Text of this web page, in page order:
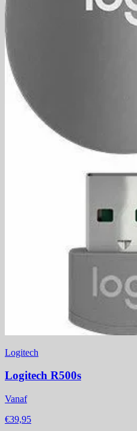
Logitech
Logitech R500s
Vanaf
€39,95